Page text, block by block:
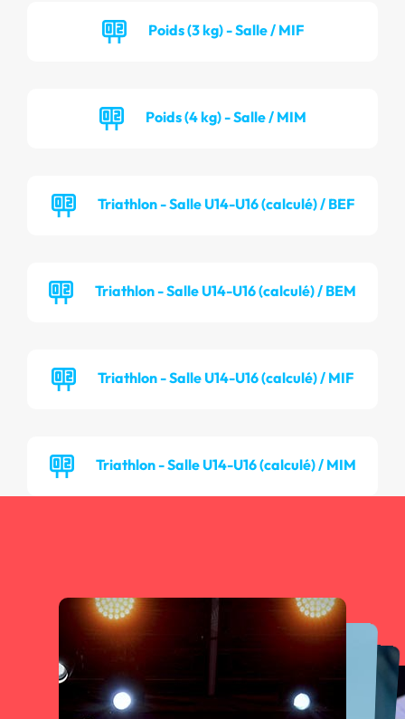
Poids (3 kg) - Salle / MIF
Poids (4 kg) - Salle / MIM
Triathlon - Salle U14-U16 (calculé) / BEF
Triathlon - Salle U14-U16 (calculé) / BEM
Triathlon - Salle U14-U16 (calculé) / MIF
Triathlon - Salle U14-U16 (calculé) / MIM